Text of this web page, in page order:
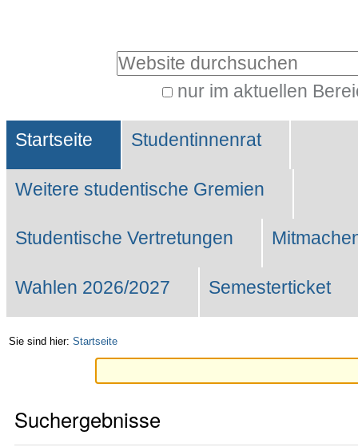
Website durchsuchen
nur im aktuellen
Suche…
Sektionen
Startseite Studentinnenrat
Weitere studentische Gremien
Studentische Vertretungen
Wahlen 2026/2027 Semesterticket
Sie sind hier: Startseite
Suchergebnisse